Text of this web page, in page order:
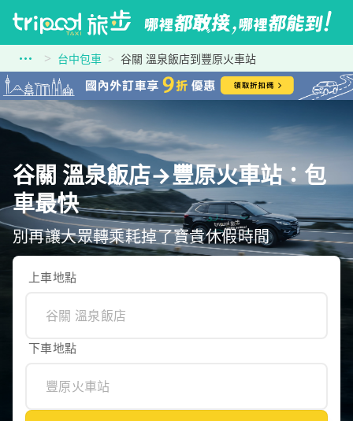
台中包車 谷關 溫泉飯店到豐原火車站
谷關 溫泉飯店→豐原火車站：包
車最快
別再讓大眾轉乘耗掉了寶貴休假時間
上車地點
下車地點